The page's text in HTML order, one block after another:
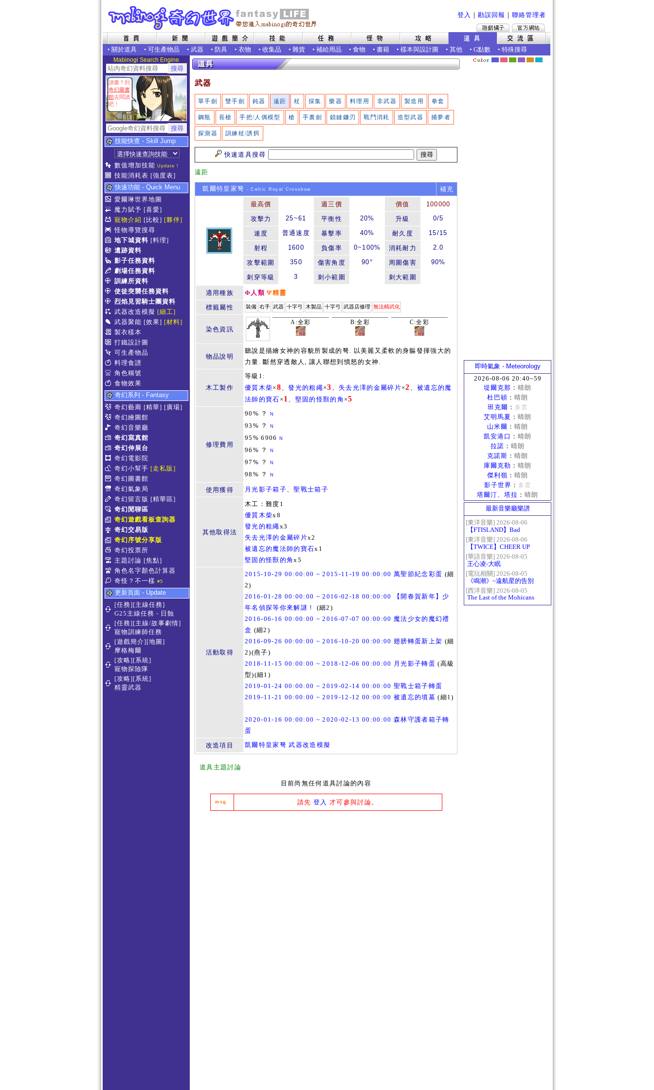
登入 ｜ 勘誤回報 ｜ 聯絡管理者
• 關於道具 • 可生產物品 • 武器 • 防具 • 衣物 • 收集品 • 雜貨 • 補給用品 • 食物 • 書籍 • 樣本與設計圖 • 其他 • G點數 • 特殊搜尋
Mabinogi Search Engine
讀書？到
奇幻圖書
館去閱讀
吧！
技能快查 - Skill Jump
數值增加技能 Update !
技能消耗表 [強度表]
快速功能 - Quick Menu
愛爾琳世界地圖
魔力賦予 [喜愛]
寵物介紹 [比較] [夥伴]
怪物導覽搜尋
地下城資料 [料理]
遺跡資料
影子任務資料
劇場任務資料
訓練所資料
使徒突襲任務資料
烈焰見習騎士團資料
武器改造模擬 [細工]
武器聚能 [效果] [材料]
製衣樣本
打鐵設計圖
可生產物品
料理食譜
角色稱號
食物效果
奇幻系列 - Fantasy
奇幻藝廊 [精華] [廣場]
奇幻繪圖館
奇幻音樂廳
奇幻寫真館
奇幻伸展台
奇幻電影院
奇幻小幫手 [走私販]
奇幻圖書館
奇幻氣象局
奇幻留言版 [精華區]
奇幻閒聊區
奇幻遊戲看板查詢器
奇幻交易版
奇幻序號分享版
奇幻投票所
主題討論 [焦點]
角色名字顏色計算器
奇怪？不一樣 #5
更新頁面 - Update
[任務][主線任務]
G25主線任務 - 日蝕
[任務][主線/故事劇情]
寵物訓練師任務
[遊戲簡介][地圖]
摩格梅爾
[攻略][系統]
寵物探險隊
[攻略][系統]
精靈武器
武器
單手劍 雙手劍 鈍器 遠距 杖 採集 樂器 料理用 非武器 製造用 拳套
鋼瓶 長槍 手把/人偶模型 槍 手裏劍 鎖鏈鐮刃 戰鬥消耗 造型武器 捕夢者
探測器 訓練杖/誘餌
快速道具搜尋
遠距
凱爾特皇家弩 - Celtic Royal Crossbow 補充
最高價 週三價 價值
100000
攻擊力
25~61 平衡性 20% 升級 0/5
速度 普通速度 暴擊率 40% 耐久度 15/15
射程 1600 負傷率 0~100% 消耗耐力 2.0
攻擊範圍 350 傷害角度 90° 周圍傷害 90%
刺穿等級 3 刺小範圍 刺大範圍
適用種族 Φ人類 Ψ精靈
標籤屬性
裝備 右手 武器 十字弓 木製品 十字弓 武器店修理 無法精武化
染色資訊
A:全彩 B:全彩 C:全彩
物品說明
聽說是描繪女神的容貌所製成的弩. 以美麗又柔軟的身軀發揮強大的
力量. 斷然穿透敵人, 讓人聯想到憤怒的女神.
木工製作
等級1:
優質木柴×8、發光的粗繩×3 、 失去光澤的金屬碎片×2 、被遺忘的魔
法師的寶石 ×1 、 堅固的怪獸的角 ×5
修理費用
90% ？ N
93% ？ N
95% 6906 N
96% ？ N
97% ？ N
98% ？ N
使用獲得 月光影子箱子、聖戰士箱子
其他取得法
木工：難度1
優質木柴x8
發光的粗繩x3
失去光澤的金屬碎片x2
被遺忘的魔法師的寶石x1
堅固的怪獸的角x5
活動取得
2015-10-29 00:00:00 ~ 2015-11-19 00:00:00 萬聖節紀念彩蛋 (細
2)
2016-01-28 00:00:00 ~ 2016-02-18 00:00:00 【開春賀新年】少
年名偵探等你來解謎！
(細2)
2016-06-16 00:00:00 ~ 2016-07-07 00:00:00 魔法少女的魔幻禮
盒 (細2)
2016-09-26 00:00:00 ~ 2016-10-20 00:00:00 翅膀轉蛋新上架 (細
2)(燕子)
2018-11-15 00:00:00 ~ 2018-12-06 00:00:00 月光影子轉蛋 (高級
型)(細1)
2019-01-24 00:00:00 ~ 2019-02-14 00:00:00 聖戰士箱子轉蛋
2019-11-21 00:00:00 ~ 2019-12-12 00:00:00 被遺忘的墳墓 (細1)
2020-01-16 00:00:00 ~ 2020-02-13 00:00:00 森林守護者箱子轉
蛋
改造項目
凱爾特皇家弩 武器改造模擬
道具主題討論
目前尚無任何道具討論的內容
msg. 請先 登入 才可參與討論。
即時氣象 - Meteorology
2026-08-06 20:40~59
堤爾克那 ： 晴朗
杜巴頓 ： 晴朗
班克爾 ： 多雲
艾明馬夏 ： 晴朗
山米爾 ： 晴朗
凱安港口 ： 晴朗
拉諾 ： 晴朗
克諾斯 ： 晴朗
庫爾克勒 ： 晴朗
傑利嶺 ： 晴朗
影子世界 ： 多雲
塔爾汀、塔拉 ： 晴朗
最新音樂廳樂譜
[東洋音樂] 2026-08-06
【FTISLAND】Bad
Woman
[東洋音樂] 2026-08-06
【TWICE】CHEER UP
[華語音樂] 2026-08-05
王心凌-大眠
[電玩相關] 2026-08-05
《鳴潮》~遠航星的告別
[西洋音樂] 2026-08-05
The Last of the Mohicans
最後的莫西乾人